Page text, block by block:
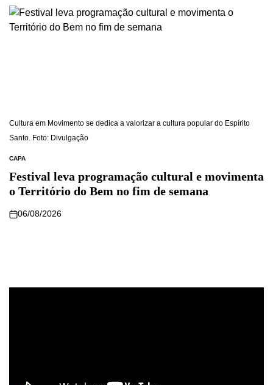
Cultura em Movimento se dedica a valorizar a cultura popular do Espírito
Santo. Foto: Divulgação
CAPA
Festival leva programação cultural e movimenta
o Território do Bem no fim de semana
06/08/2026